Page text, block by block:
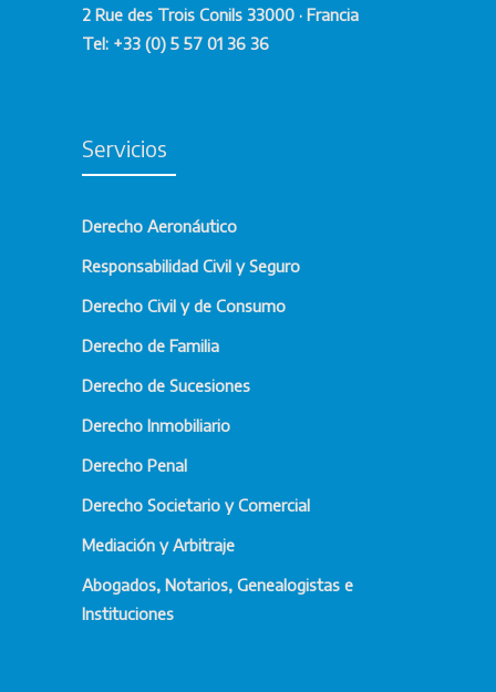
2 Rue des Trois Conils 33000 · Francia
Tel: +33 (0) 5 57 01 36 36
Servicios
Derecho Aeronáutico
Responsabilidad Civil y Seguro
Derecho Civil y de Consumo
Derecho de Familia
Derecho de Sucesiones
Derecho Inmobiliario
Derecho Penal
Derecho Societario y Comercial
Mediación y Arbitraje
Abogados, Notarios, Genealogistas e
Instituciones